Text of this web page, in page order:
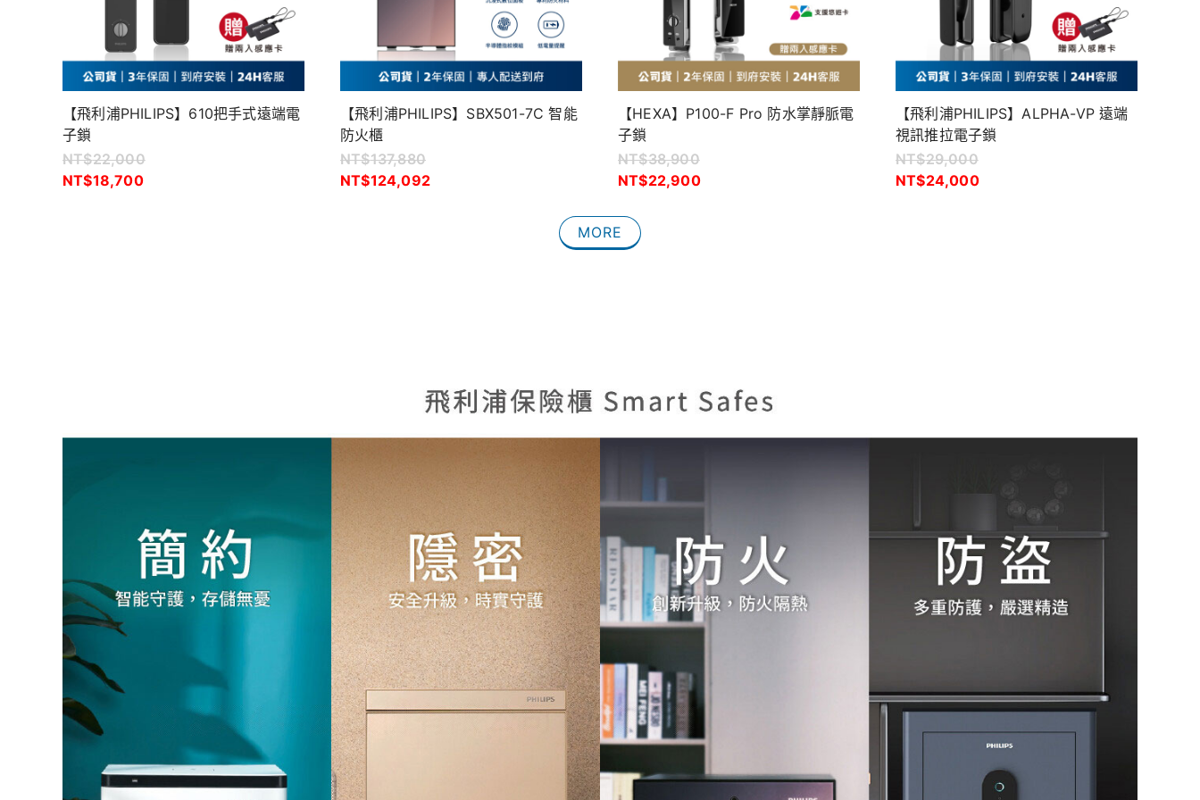
【飛利浦PHILIPS】610把手式遠端電
子鎖
NT$22,000
NT$18,700
【飛利浦PHILIPS】SBX501-7C 智能
防火櫃
NT$137,880
NT$124,092
【HEXA】P100-F Pro 防水掌靜脈電
子鎖
NT$38,900
NT$22,900
【飛利浦PHILIPS】ALPHA-VP 遠端
視訊推拉電子鎖
NT$29,000
NT$24,000
MORE